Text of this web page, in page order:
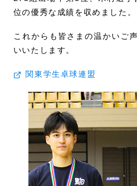
位の優秀な成績を収めました。
これからも皆さまの温かいご
いいたします。
関東学生卓球連盟